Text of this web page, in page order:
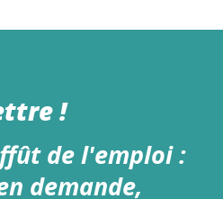
!
de l'emploi :
demande,